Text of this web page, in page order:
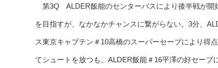
第3Q ALDER飯能のセンターパスにより後半戦が開
を目指すが、なかなかチャンスに繋がらない。3分、
ス東京キャプテン＃10高橋のスーパーセーブにより得
てシュートを放つも、ALDER飯能＃16平澤の好セー